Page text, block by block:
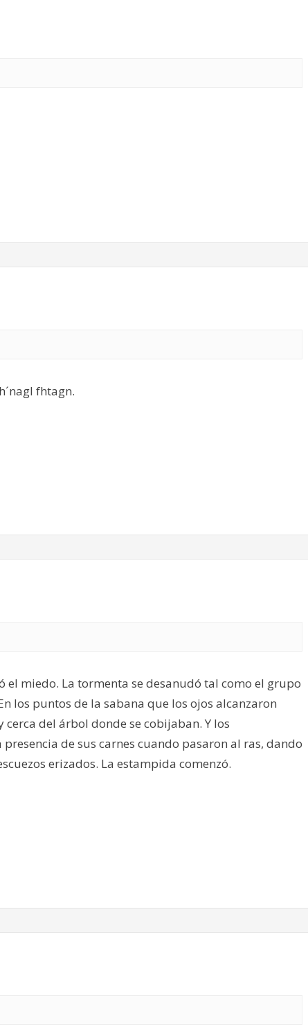
fhtagn.
miedo. La tormenta se desanudó tal como el grupo
los puntos de la sabana que los ojos alcanzaron
del árbol donde se cobijaban. Y los
de sus carnes cuando pasaron al ras, dando
erizados. La estampida comenzó.